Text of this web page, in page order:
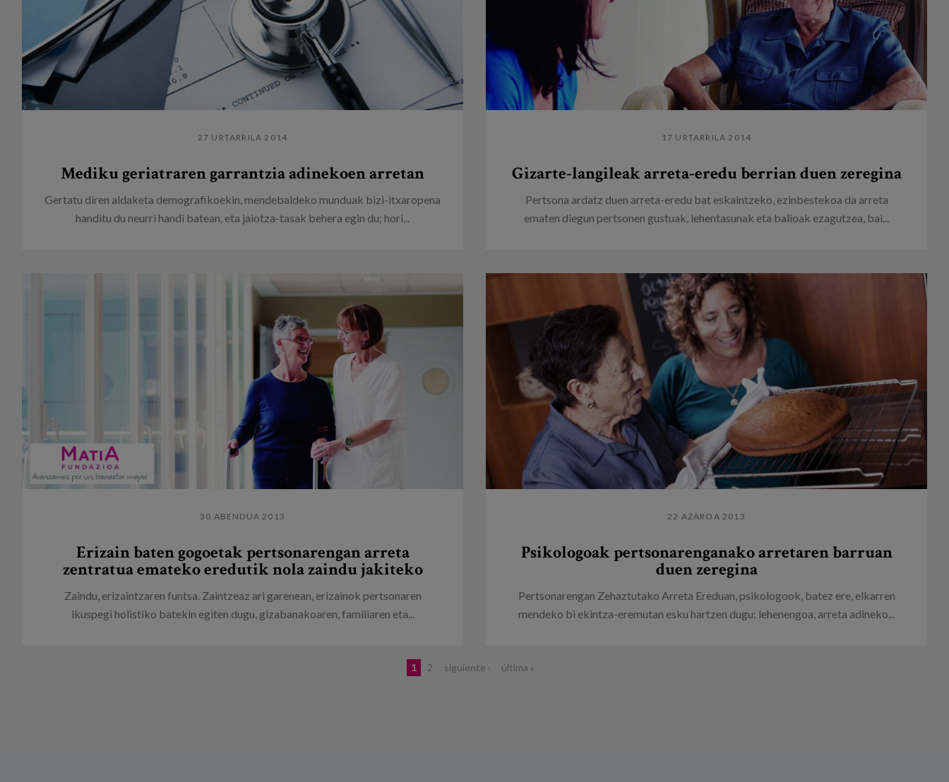
27 URTARRILA 2014
Mediku geriatraren garrantzia adinekoen arretan
Gertatu diren aldaketa demografikoekin, mendebaldeko munduak bizi-itxaropena
handitu du neurri handi batean, eta jaiotza-tasak behera egin du; hori...
17 URTARRILA 2014
Gizarte-langileak arreta-eredu berrian duen zeregina
Pertsona ardatz duen arreta-eredu bat eskaintzeko, ezinbestekoa da arreta
ematen diegun pertsonen gustuak, lehentasunak eta balioak ezagutzea, bai...
30 ABENDUA 2013
Erizain baten gogoetak pertsonarengan arreta
zentratua emateko eredutik nola zaindu jakiteko
Zaindu, erizaintzaren funtsa. Zaintzeaz ari garenean, erizainok pertsonaren
ikuspegi holistiko batekin egiten dugu, gizabanakoaren, familiaren eta...
22 AZAROA 2013
Psikologoak pertsonarenganako arretaren barruan
duen zeregina
Pertsonarengan Zehaztutako Arreta Ereduan, psikologook, batez ere, elkarren
mendeko bi ekintza-eremutan esku hartzen dugu: lehenengoa, arreta adineko...
1 2 siguiente › última »